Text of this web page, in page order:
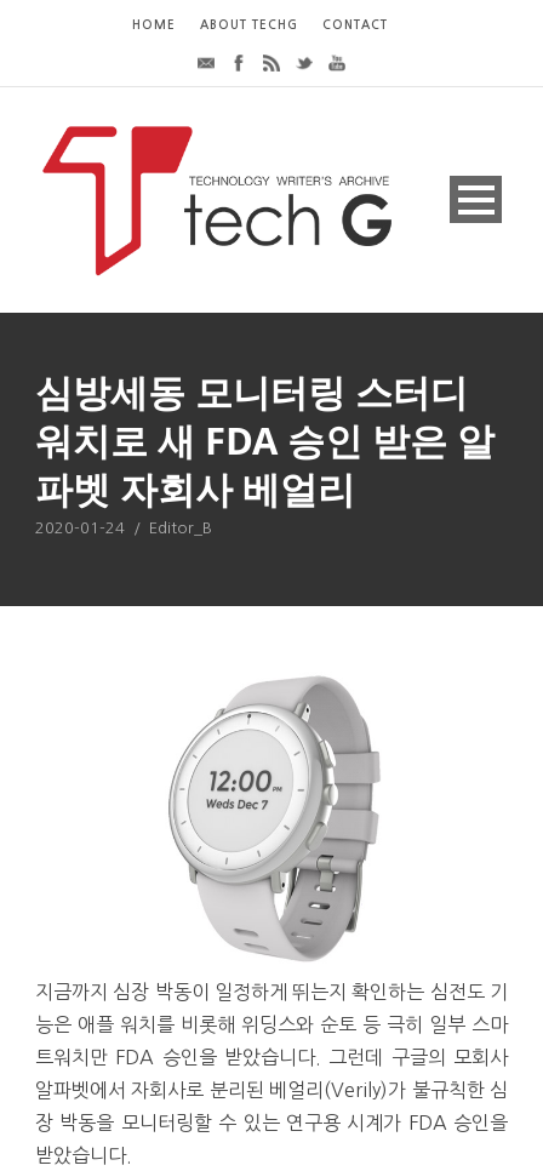
HOME ABOUT TECHG CONTACT
심방세동 모니터링 스터디
워치로 새 FDA 승인 받은 알
파벳 자회사 베얼리
2020-01-24 / Editor_B
지금까지 심장 박동이 일정하게 뛰는지 확인하는 심전도 기
능은 애플 워치를 비롯해 위딩스와 순토 등 극히 일부 스마
트워치만 FDA 승인을 받았습니다. 그런데 구글의 모회사
알파벳에서 자회사로 분리된 베얼리(Verily)가 불규칙한 심
장 박동을 모니터링할 수 있는 연구용 시계가 FDA 승인을
받았습니다.